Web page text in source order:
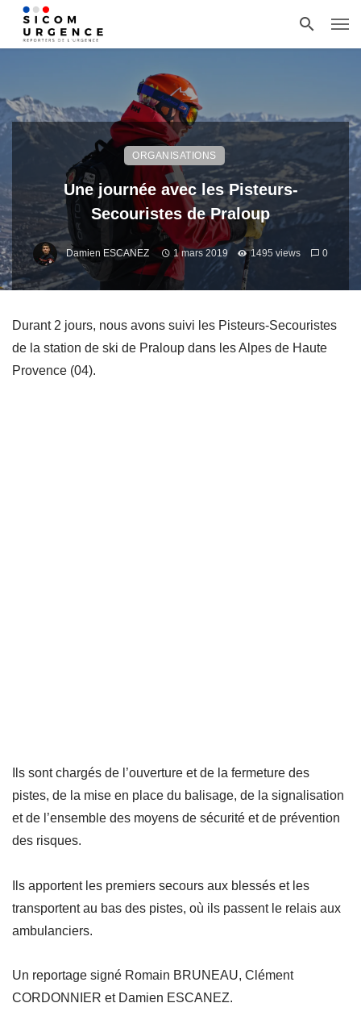
ORGANISATIONS
Une journée avec les Pisteurs-
Secouristes de Praloup
Damien ESCANEZ 1 mars 2019 1495 views 0
Durant 2 jours, nous avons suivi les Pisteurs-Secouristes
de la station de ski de Praloup dans les Alpes de Haute
Provence (04).
Ils sont chargés de l’ouverture et de la fermeture des
pistes, de la mise en place du balisage, de la signalisation
et de l’ensemble des moyens de sécurité et de prévention
des risques.
Ils apportent les premiers secours aux blessés et les
transportent au bas des pistes, où ils passent le relais aux
ambulanciers.
Un reportage signé Romain BRUNEAU, Clément
CORDONNIER et Damien ESCANEZ.